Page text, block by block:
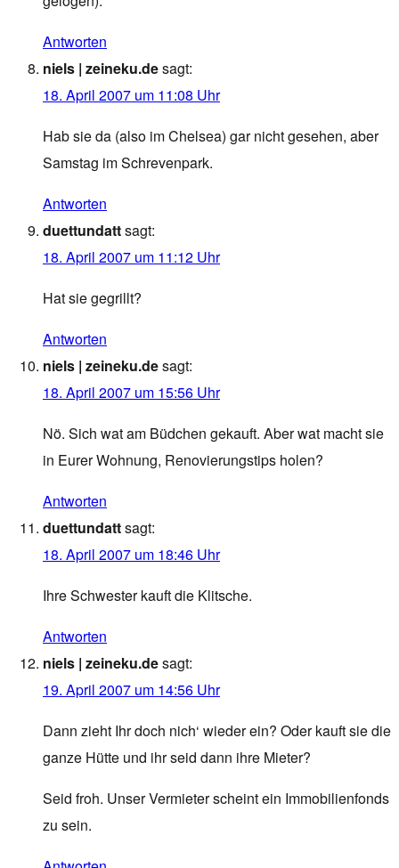
Antworten
niels | zeineku.desagt:
18. April 2007 um 11:08 Uhr
Hab sie da (also im Chelsea) gar nicht gesehen, aber
Samstag im Schrevenpark.
Antworten
duettundattsagt:
18. April 2007 um 11:12 Uhr
Hat sie gegrillt?
Antworten
niels | zeineku.desagt:
18. April 2007 um 15:56 Uhr
Nö. Sich wat am Büdchen gekauft. Aber wat macht sie
in Eurer Wohnung, Renovierungstips holen?
Antworten
duettundattsagt:
18. April 2007 um 18:46 Uhr
Ihre Schwester kauft die Klitsche.
Antworten
niels | zeineku.desagt:
19. April 2007 um 14:56 Uhr
Dann zieht Ihr doch nich‘ wieder ein? Oder kauft sie die
ganze Hütte und ihr seid dann ihre Mieter?
Seid froh. Unser Vermieter scheint ein Immobilienfonds
zu sein.